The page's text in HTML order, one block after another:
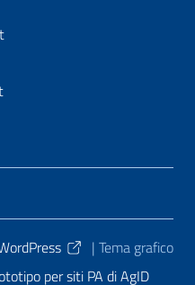
| Tema grafico
per siti PA di AgID